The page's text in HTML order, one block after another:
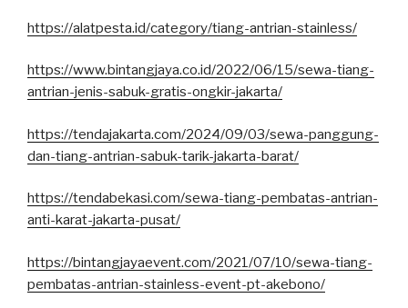
https://alatpesta.id/category/tiang-antrian-stainless/
https://www.bintangjaya.co.id/2022/06/15/sewa-tiang-
antrian-jenis-sabuk-gratis-ongkir-jakarta/
https://tendajakarta.com/2024/09/03/sewa-panggung-
dan-tiang-antrian-sabuk-tarik-jakarta-barat/
https://tendabekasi.com/sewa-tiang-pembatas-antrian-
anti-karat-jakarta-pusat/
https://bintangjayaevent.com/2021/07/10/sewa-tiang-
pembatas-antrian-stainless-event-pt-akebono/